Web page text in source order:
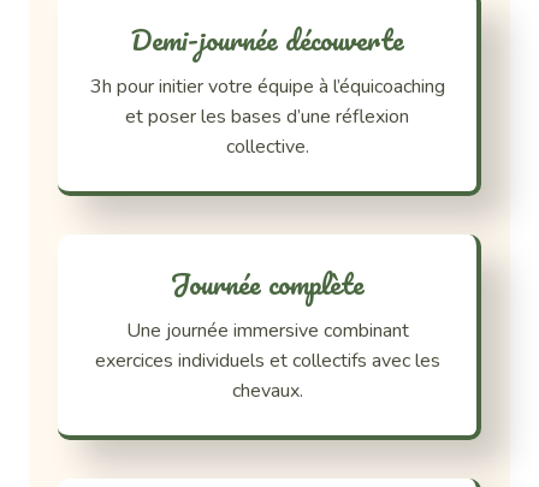
Demi-journée découverte
3h pour initier votre équipe à l’équicoaching
et poser les bases d’une réflexion
collective.
Journée complète
Une journée immersive combinant
exercices individuels et collectifs avec les
chevaux.